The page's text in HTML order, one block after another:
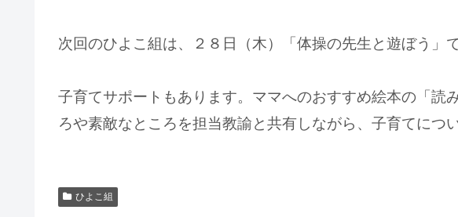
次回のひよこ組は、２８日（木）「体操の先生と遊ぼう」で
子育てサポートもあります。ママへのおすすめ絵本の「
ろや素敵なところを担当教諭と共有しながら、子育てにつ
ひよこ組